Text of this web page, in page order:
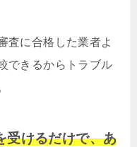
査に合格した業者よ
できるからトラブル
受けるだけで、あ